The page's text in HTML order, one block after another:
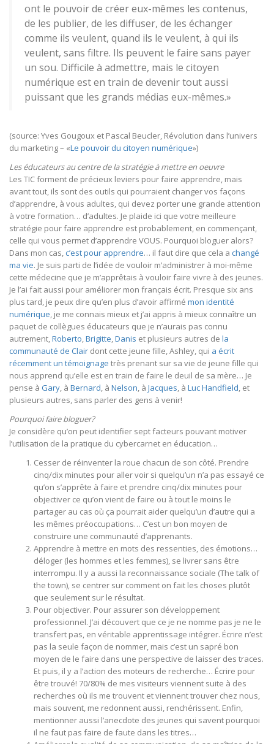
ont le pouvoir de créer eux-mêmes les contenus,
de les publier, de les diffuser, de les échanger
comme ils veulent, quand ils le veulent, à qui ils
veulent, sans filtre. Ils peuvent le faire sans payer
un sou. Difficile à admettre, mais le citoyen
numérique est en train de devenir tout aussi
puissant que les grands médias eux-mêmes.»
(source: Yves Gougoux et Pascal Beucler, Révolution dans l’univers
du marketing – «Le pouvoir du citoyen numérique»)
Les éducateurs au centre de la stratégie à mettre en oeuvre
Les TIC forment de précieux leviers pour faire apprendre, mais
avant tout, ils sont des outils qui pourraient changer vos façons
d’apprendre, à vous adultes, qui devez porter une grande attention
à votre formation… d’adultes. Je plaide ici que votre meilleure
stratégie pour faire apprendre est probablement, en commençant,
celle qui vous permet d’apprendre VOUS. Pourquoi bloguer alors?
Dans mon cas,c’est pour apprendre… il faut dire que cela a changé
ma vie. Je suis parti de l’idée de vouloir m’administrer à moi-même
cette médecine que je m’apprêtais à vouloir faire vivre à des jeunes.
Je l’ai fait aussi pour améliorer mon français écrit. Presque six ans
plus tard, je peux dire qu’en plus d’avoir affirmé mon identité
numérique, je me connais mieux et j’ai appris à mieux connaître un
paquet de collègues éducateurs que je n’aurais pas connu
autrement,Roberto,Brigitte,Danis et plusieurs autres de la
communauté de Clair dont cette jeune fille, Ashley, qui a écrit
récemment un témoignage très prenant sur sa vie de jeune fille qui
nous apprend qu’elle est en train de faire le deuil de sa mère… Je
pense à Gary, à Bernard, à Nelson, à Jacques, à Luc Handfield, et
plusieurs autres, sans parler des gens à venir!
Pourquoi faire bloguer?
Je considère qu’on peut identifier sept facteurs pouvant motiver
l’utilisation de la pratique du cybercarnet en éducation…
Cesser de réinventer la roue chacun de son côté. Prendre
cinq/dix minutes pour aller voir si quelqu’un n’a pas essayé ce
qu’on s’apprête à faire et prendre cinq/dix minutes pour
objectiver ce qu’on vient de faire ou à tout le moins le
partager au cas où ça pourrait aider quelqu’un d’autre qui a
les mêmes préoccupations… C’est un bon moyen de
construire une communauté d’apprenants.
Apprendre à mettre en mots des ressenties, des émotions…
déloger (les hommes et les femmes), se livrer sans être
interrompu. Il y a aussi la reconnaissance sociale (The talk of
the town), se centrer sur comment on fait les choses plutôt
que seulement sur le résultat.
Pour objectiver. Pour assurer son développement
professionnel. J’ai découvert que ce je ne nomme pas je ne le
transfert pas, en véritable apprentissage intégrer. Écrire n’est
pas la seule façon de nommer, mais c’est un sapré bon
moyen de le faire dans une perspective de laisser des traces.
Et puis, il y a l’action des moteurs de recherche… Écrire pour
être trouvé! 70/80% de mes visiteurs viennent suite à des
recherches où ils me trouvent et viennent trouver chez nous,
mais souvent, me redonnent aussi, renchérissent. Enfin,
mentionner aussi l’anecdote des jeunes qui savent pourquoi
il ne faut pas faire de faute dans les titres…